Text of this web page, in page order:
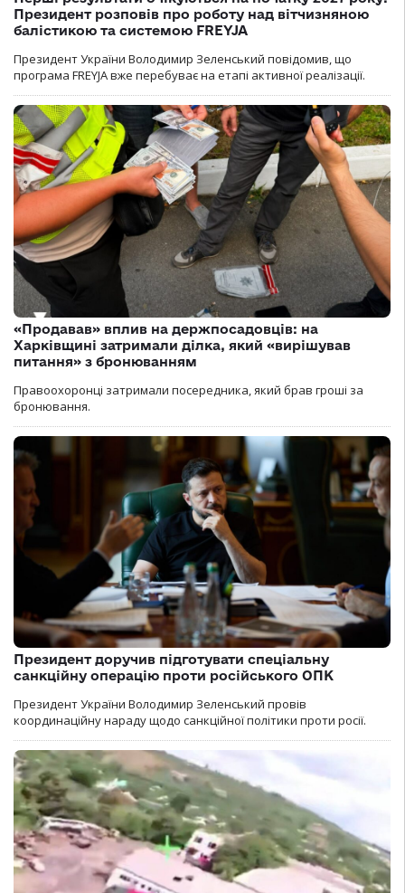
Президент розповів про роботу над вітчизняною
балістикою та системою FREYJA
Президент України Володимир Зеленський повідомив, що
програма FREYJA вже перебуває на етапі активної реалізації.
«Продавав» вплив на держпосадовців: на
Харківщині затримали ділка, який «вирішував
питання» з бронюванням
Правоохоронці затримали посередника, який брав гроші за
бронювання.
Президент доручив підготувати спеціальну
санкційну операцію проти російського ОПК
Президент України Володимир Зеленський провів
координаційну нараду щодо санкційної політики проти росії.